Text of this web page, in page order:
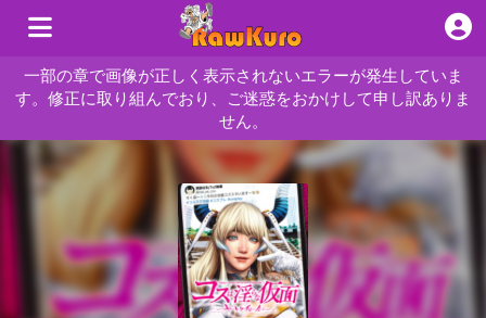
一部の章で画像が正しく表示されないエラーが発生していま
す。修正に取り組んでおり、ご迷惑をおかけして申し訳ありま
せん。